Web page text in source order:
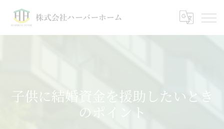
子供に結婚資金を援助したいとき
のポイント